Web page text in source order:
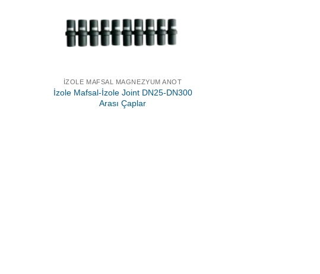
İZOLE MAFSAL MAGNEZYUM ANOT
İzole Mafsal-İzole Joint DN25-DN300
Arası Çaplar